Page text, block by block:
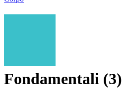
Fondamentali (3)